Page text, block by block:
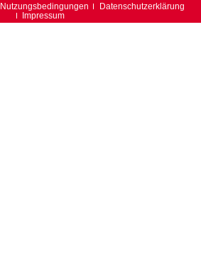
Nutzungsbedingungen
Datenschutzerklärung
Impressum